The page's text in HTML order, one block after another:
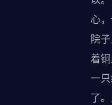
心
院
着
一
了